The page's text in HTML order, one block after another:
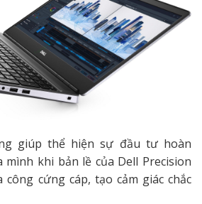
giúp thể hiện sự đầu tư hoàn
mình khi bản lề của Dell Precision
công cứng cáp, tạo cảm giác chắc